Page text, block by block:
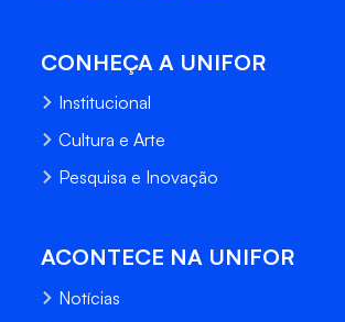
CONHEÇA A UNIFOR
Institucional
Cultura e Arte
Pesquisa e Inovação
ACONTECE NA UNIFOR
Notícias